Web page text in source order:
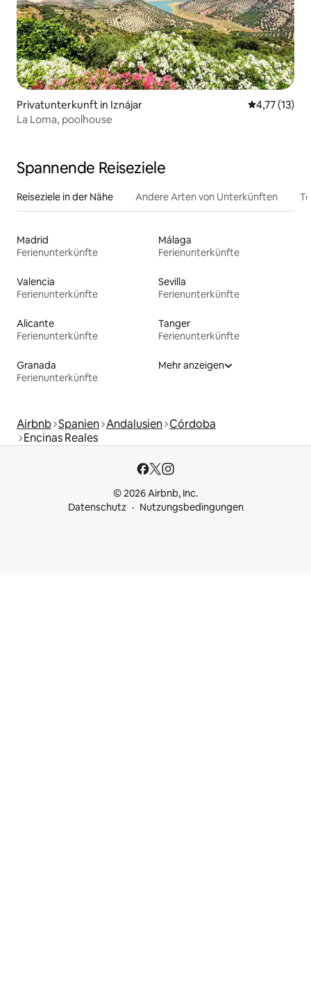
Privatunterkunft in Iznájar
4,77 (13)
La Loma, poolhouse
Spannende Reiseziele
Reiseziele in der Nähe Andere Arten von Unterkünften
Madrid
Ferienunterkünfte
Málaga
Ferienunterkünfte
Valencia
Ferienunterkünfte
Sevilla
Ferienunterkünfte
Alicante
Ferienunterkünfte
Tanger
Ferienunterkünfte
Granada
Ferienunterkünfte
Mehr anzeigen
Airbnb Spanien Andalusien Córdoba
Encinas Reales
© 2026 Airbnb, Inc.
Datenschutz
Nutzungsbedingungen